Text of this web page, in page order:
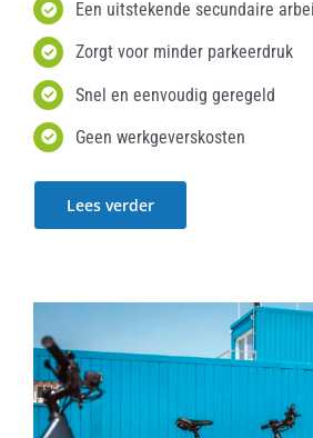
Een uitstekende secundaire
Zorgt voor minder parkeerdruk
Snel en eenvoudig geregeld
Geen werkgeverskosten
Lees verder